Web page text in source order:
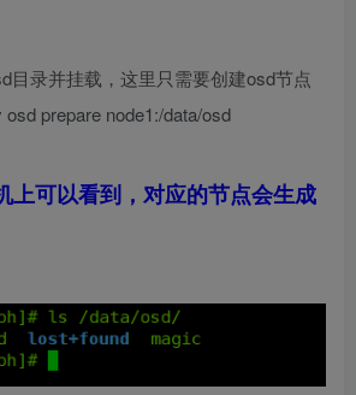
目录并挂载，这里只需要创建osd节点
prepare node1:/data/osd
上可以看到，对应的节点会生成